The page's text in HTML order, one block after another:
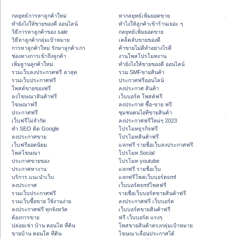
กลยุทธ์การหาลูกค้าใหม่
ทํายังไงให้ขายของดี ออนไลน์
วิธีการหาลูกค้าของ sale
วิธีหาลูกค้ากลุ่มเป้าหมาย
การหาลูกค้าใหม่ รักษาลูกค้าเก่า
ช่องทางการเข้าถึงลูกค้า
เพิ่มฐานลูกค้าใหม่
รวมเว็บลงประกาศฟรี ล่าสุด
รวมเว็บประกาศฟรี
โพสต์ขายของฟรี
ลงโฆษณาสินค้าฟรี
โฆษณาฟรี
ประกาศฟรี
เว็บฟรีไม่จำกัด
ทำ SEO ติด Google
ลงประกาศขาย
เว็บฟรียอดนิยม
โพสโฆษณา
ประกาศขายของ
ประกาศหางาน
บริการ แนะนำเว็บ
ลงประกาศ
รวมเว็บประกาศฟรี
รวมเว็บซื้อขาย ใช้งานง่าย
ลงประกาศฟรี ทุกจังหวัด
ต้องการขาย
ปล่อยเช่า บ้าน คอนโด ที่ดิน
ขายบ้าน คอนโด ที่ดิน
หากลยุทธ์เพิ่มยอดขาย
ทําไงให้ลูกค้าเข้าร้านเยอะ ๆ
กลยุทธ์เพิ่มยอดขาย
เคล็ดลับขายของดี
ค้าขายไม่ดีทำอย่างไรดี
งานโพสโปรโมทงาน
ทํายังไงให้ขายของดี ออนไลน์
รวม SMFขายสินค้า
ประกาศฟรีออนไลน์
ลงประกาศ สินค้า
เว็บบอร์ด โพสต์ฟรี
ลงประกาศ ซื้อ-ขาย ฟรี
ชุมชนคนไอทีขายสินค้า
ลงประกาศฟรีใหม่ๆ 2023
โปรโมทธุรกิจฟรี
โปรโมทสินค้าฟรี
แจกฟรี รายชื่อเว็บลงประกาศฟรี
โปรโมท Social
โปรโมท youtube
แจกฟรี รายชื่อเว็บ
แจกฟรีโพสเว็บบอร์ดsmf
เว็บบอร์ดsmfโพสฟรี
รายชื่อเว็บบอร์ดขายสินค้าฟรี
ลงประกาศฟรี เว็บบอร์ด
เว็บบอร์ดขายสินค้าฟรี
ฟรี เว็บบอร์ด แรงๆ
โพสขายสินค้าตรงกลุ่มเป้าหมาย
โฆษณาเลื่อนประกาศได้